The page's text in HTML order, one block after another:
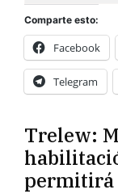
Comparte esto:
Facebook
Telegram
Trelew:
permitirá